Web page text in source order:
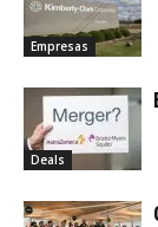
Empresas
Deals